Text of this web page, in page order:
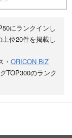
にランクインし
位20件を掲載し
・ ORICON BiZ
TOP300のランク